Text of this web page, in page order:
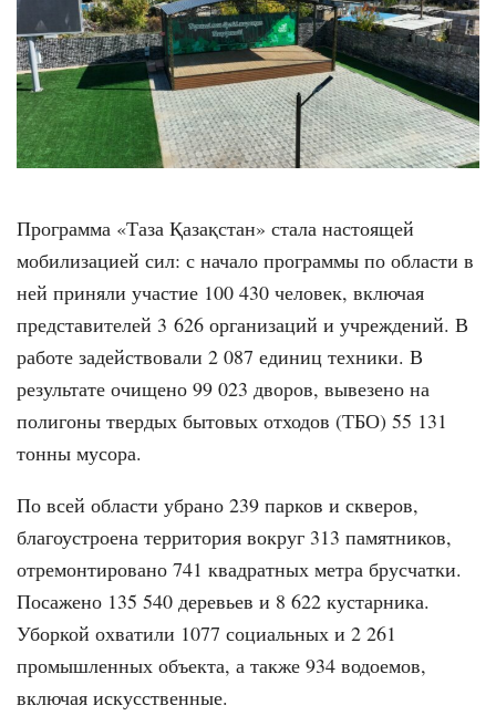
Программа «Таза Қазақстан» стала настоящей
мобилизацией сил: с начало программы по области в
ней приняли участие 100 430 человек, включая
представителей 3 626 организаций и учреждений. В
работе задействовали 2 087 единиц техники. В
результате очищено 99 023 дворов, вывезено на
полигоны твердых бытовых отходов (ТБО) 55 131
тонны мусора.
По всей области убрано 239 парков и скверов,
благоустроена территория вокруг 313 памятников,
отремонтировано 741 квадратных метра брусчатки.
Посажено 135 540 деревьев и 8 622 кустарника.
Уборкой охватили 1077 социальных и 2 261
промышленных объекта, а также 934 водоемов,
включая искусственные.